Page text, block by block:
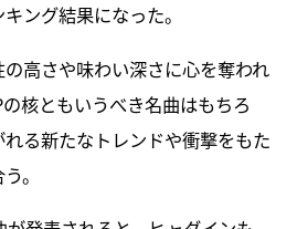
ング結果になった。
高さや味わい深さに心を奪われ
核ともいうべき名曲はもちろ
る新たなトレンドや衝撃をもた
。